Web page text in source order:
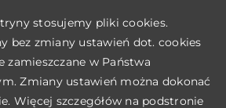
stosujemy pliki cookies.
bez zmiany ustawień dot. cookies
zamieszczane w Państwa
Zmiany ustawień można dokonać
Więcej szczegółów na podstronie